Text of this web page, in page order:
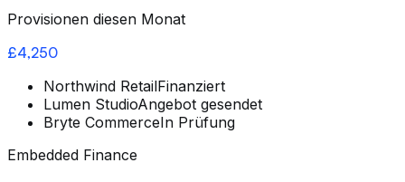
Provisionen diesen Monat
£4,250
Northwind RetailFinanziert
Lumen StudioAngebot gesendet
Bryte CommerceIn Prüfung
Embedded Finance